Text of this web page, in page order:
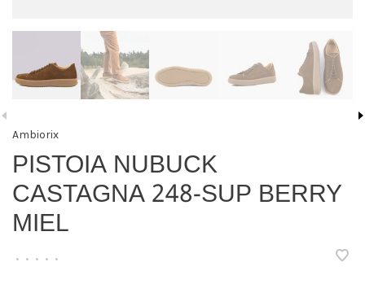
Ambiorix
PISTOIA NUBUCK
CASTAGNA 248-SUP BERRY
MIEL
• • • • •